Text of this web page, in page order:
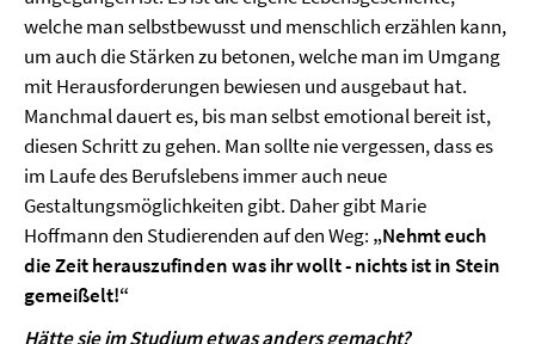
welche man selbstbewusst und menschlich erzählen kann,
um auch die Stärken zu betonen, welche man im Umgang
mit Herausforderungen bewiesen und ausgebaut hat.
Manchmal dauert es, bis man selbst emotional bereit ist,
diesen Schritt zu gehen. Man sollte nie vergessen, dass es
im Laufe des Berufslebens immer auch neue
Gestaltungsmöglichkeiten gibt. Daher gibt Marie
Hoffmann den Studierenden auf den Weg: „Nehmt euch
die Zeit herauszufinden was ihr wollt - nichts ist in Stein
gemeißelt!“
Hätte sie im Studium etwas anders gemacht?